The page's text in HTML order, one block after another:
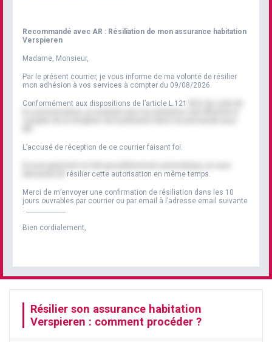
Recommandé avec AR : Résiliation de mon assurance habitation
Verspieren
Madame, Monsieur,
Par le présent courrier, je vous informe de ma volonté de résilier
mon adhésion à vos services à compter du 09/08/2026.
Conformément aux dispositions de l’article L.121
L’accusé de réception de ce courrier faisant foi.
résilier cette autorisation en même temps.
Merci de m’envoyer une confirmation de résiliation dans les 10
jours ouvrables par courrier ou par email à l’adresse email suivante
:
Bien cordialement,
Résilier son assurance habitation
Verspieren : comment procéder ?